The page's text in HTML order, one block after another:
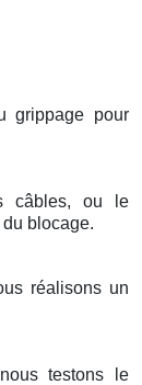
grippage pour
câbles, ou le
blocage.
réalisons un
testons le